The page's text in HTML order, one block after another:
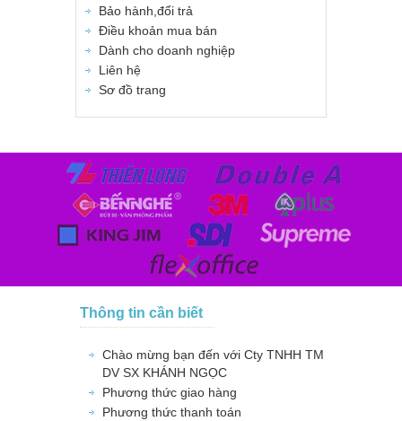
Bảo hành,đổi trả
Điều khoản mua bán
Dành cho doanh nghiệp
Liên hệ
Sơ đồ trang
Thông tin cần biết
Chào mừng bạn đến với Cty TNHH TM
DV SX KHÁNH NGỌC
Phương thức giao hàng
Phương thức thanh toán